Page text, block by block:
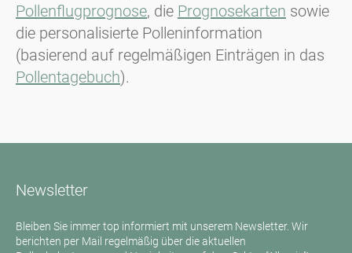
Pollenflugprognose, die Prognosekarten sowie
die personalisierte Polleninformation
(basierend auf regelmäßigen Einträgen in das
Pollentagebuch).
Newsletter
Bleiben Sie immer top informiert mit unserem Newsletter. Wir
berichten per Mail regelmäßig über die aktuellen